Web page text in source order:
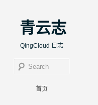
青云志
QingCloud 日志
Skip to primary
Skip to secondary
首页